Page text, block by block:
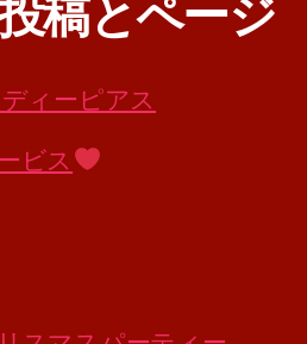
稿とページ
ィーピアス
ビス